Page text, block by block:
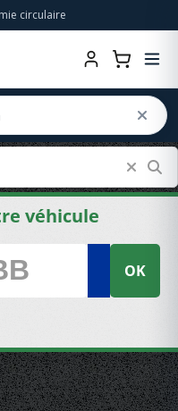
circulaire
véhicule
OK